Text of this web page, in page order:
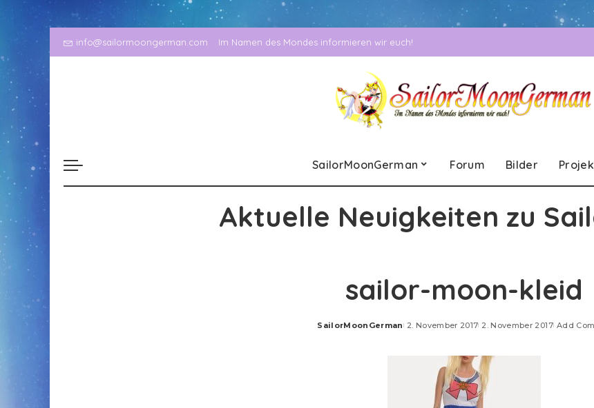
info@sailormoongerman.com Im Namen des Mondes informieren wir euch!
SailorMoonGerman Forum Bilder
Aktuelle Neuigkeiten zu
sailor-moon-kleid
Posted
SailorMoonGerman 2. November 2017 2. November 2017 Add